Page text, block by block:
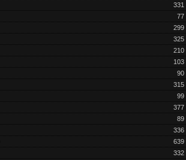
331
77
299
325
210
103
90
315
99
377
89
336
639
332